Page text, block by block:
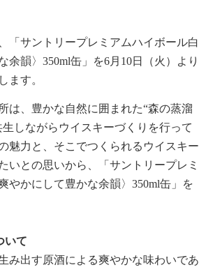
「サントリープレミアムハイボール白
余韻〉350ml缶」を6月10日（火）より
ます。
は、豊かな自然に囲まれた“森の蒸溜
しながらウイスキーづくりを行って
魅力と、そこでつくられるウイスキー
いとの思いから、「サントリープレミ
やかにして豊かな余韻〉350ml缶」を
いて
み出す原酒による爽やかな味わいであ